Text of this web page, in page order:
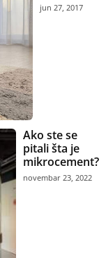
jun 27, 2017
Ako ste se
pitali šta je
mikrocement?
novembar 23, 2022